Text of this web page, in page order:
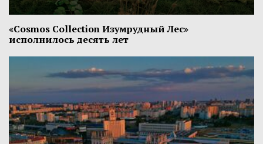
«Cosmos Collection Изумрудный Лес»
исполнилось десять лет